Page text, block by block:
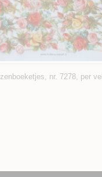
nr. 7278, per vel